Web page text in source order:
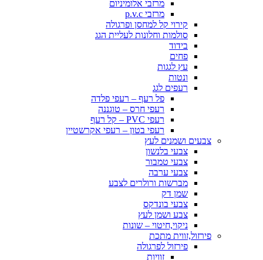
מרזבי אלומיניום
מרזבי p.v.c
קירוי קל למחסן ופרגולה
סולמות וחלונות לעליית הגג
בידוד
פחים
עץ לגגות
ונטות
רעפים לגג
פל רעף – רעפי פלדה
רעפי חרס – טוגננה
רעפי PVC – קל רעף
רעפי בטון – רעפי אקרשטיין
צבעים ושמנים לעץ
צבעי בלנשון
צבעי טמבור
צבעי ערבה
מברשות ורולרים לצבע
שמן דק
צבעי בונדקס
צבע ושמן לעץ
ניקוי,חיטוי – שונות
פירזול,זווית מתכת
פירזול לפרגולה
זוויות